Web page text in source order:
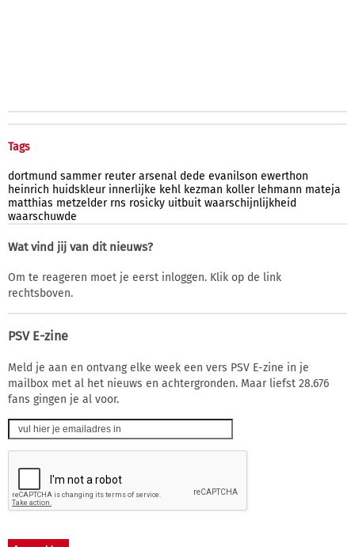
Tags
dortmund sammer reuter arsenal dede evanilson ewerthon
heinrich huidskleur innerlijke kehl kezman koller lehmann mateja
matthias metzelder rns rosicky uitbuit waarschijnlijkheid
waarschuwde
Wat vind jij van dit nieuws?
Om te reageren moet je eerst inloggen. Klik op de link
rechtsboven.
PSV E-zine
Meld je aan en ontvang elke week een vers PSV E-zine in je
mailbox met al het nieuws en achtergronden. Maar liefst 28.676
fans gingen je al voor.